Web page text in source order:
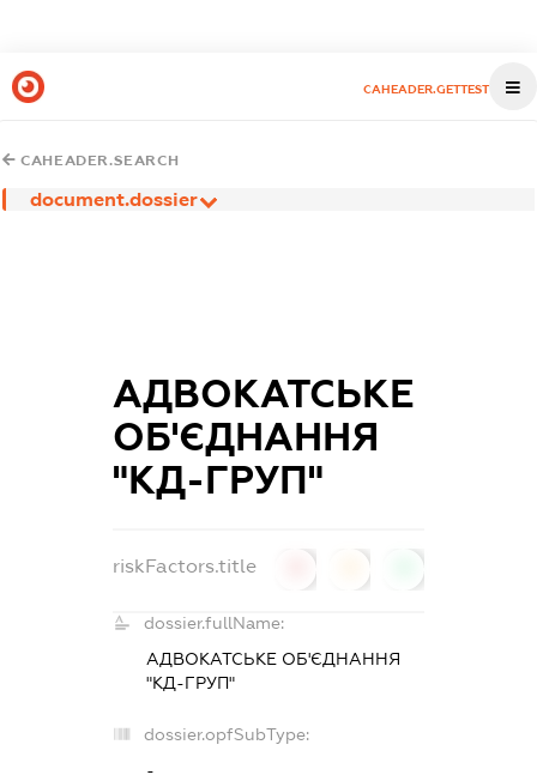
CAHEADER.GETTEST
CAHEADER.SEARCH
document.dossier
АДВОКАТСЬКЕ
ОБ'ЄДНАННЯ
"КД-ГРУП"
riskFactors.title
dossier.fullName:
АДВОКАТСЬКЕ ОБ'ЄДНАННЯ
"КД-ГРУП"
dossier.opfSubType:
-